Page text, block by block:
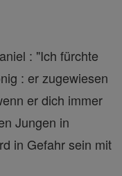
: "Ich fürchte
: er zugewiesen
er dich immer
Jungen in
in Gefahr sein mit